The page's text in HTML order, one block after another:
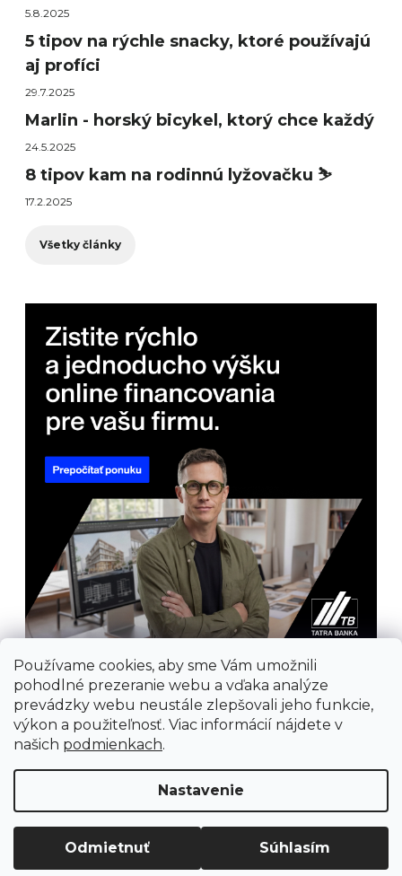
Používame cookies, aby sme Vám umožnili
pohodlné prezeranie webu a vďaka analýze
prevádzky webu neustále zlepšovali jeho funkcie,
výkon a použiteľnosť. Viac informácií nájdete v
našich podmienkach.
Nastavenie
Odmietnuť Súhlasím
5.8.2025
5 tipov na rýchle snacky, ktoré používajú
aj profíci
29.7.2025
Marlin - horský bicykel, ktorý chce každý
24.5.2025
8 tipov kam na rodinnú lyžovačku ⛷️
17.2.2025
Všetky články
Vytvoril Shoptet